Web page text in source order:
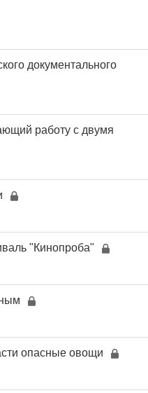
документального
работу с двумя
"Кинопроба"
опасные овощи